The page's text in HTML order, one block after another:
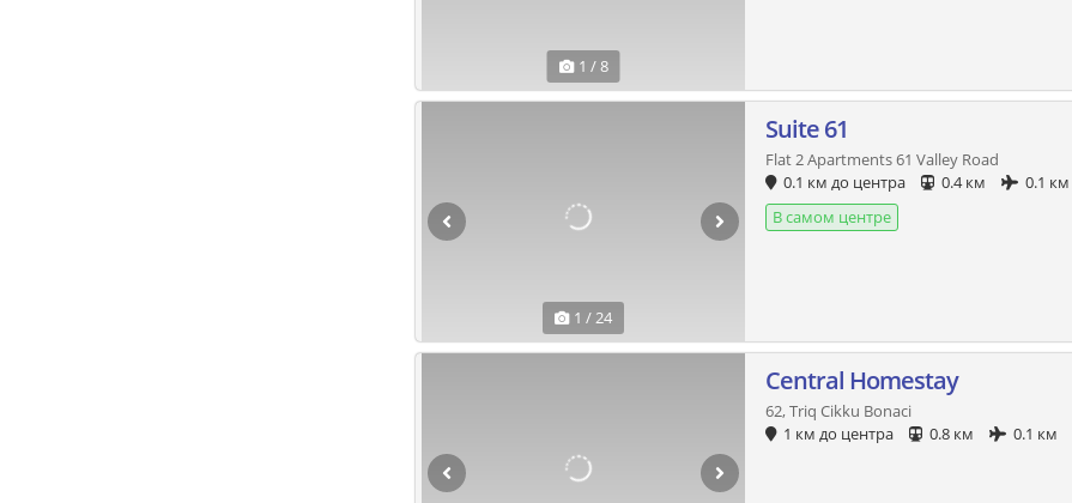
1 / 8
1 / 24
Suite 61
Flat 2 Apartments 61 Valley Road
0.1 км до центра
0.4 км
0.1 км
В самом центре
Central Homestay
62, Triq Cikku Bonaci
1 км до центра
0.8 км 0.1 км